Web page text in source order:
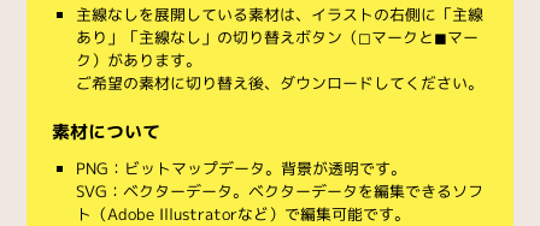
主線なしを展開している素材は、イラストの右側に「主線
あり」「主線なし」の切り替えボタン（◻︎マークと◼︎マー
ク）があります。
ご希望の素材に切り替え後、ダウンロードしてください。
素材について
PNG：ビットマップデータ。背景が透明です。
SVG：ベクターデータ。ベクターデータを編集できるソフ
ト（Adobe Illustratorなど）で編集可能です。